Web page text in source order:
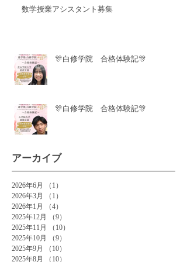
数学授業アシスタント募集
🎊白修学院 合格体験記🎊
🎊白修学院 合格体験記🎊
アーカイブ
2026年6月 （1）
2026年3月
（1）
2026年1月
（4）
2025年12月
（9）
2025年11月
（10）
2025年10月
（9）
2025年9月
（10）
2025年8月
（10）